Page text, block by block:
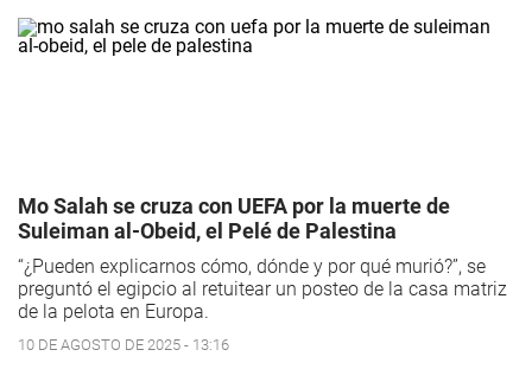
Mo Salah se cruza con UEFA por la muerte de
Suleiman al-Obeid, el Pelé de Palestina
“¿Pueden explicarnos cómo, dónde y por qué murió?”, se
preguntó el egipcio al retuitear un posteo de la casa matriz
de la pelota en Europa.
10 DE AGOSTO DE 2025 - 13:16